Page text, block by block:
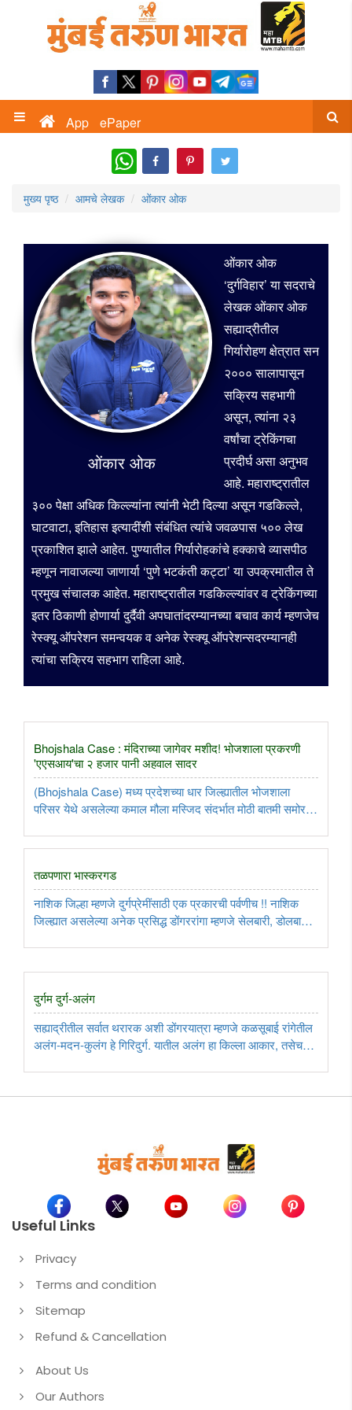
App ePaper
WhatsApp
मुख्य पृष्ठ आमचे लेखक ओंकार ओक
ओंकार ओक
ओंकार ओक
‘दुर्गविहार’ या सदराचे
लेखक ओंकार ओक
सह्याद्रीतील
गिर्यारोहण क्षेत्रात सन
२००० सालापासून
सक्रिय सहभागी
असून, त्यांना २३
वर्षांचा ट्रेकिंगचा
प्रदीर्घ असा अनुभव
आहे. महाराष्ट्रातील
३०० पेक्षा अधिक किल्ल्यांना त्यांनी भेटी दिल्या असून गडकिल्ले,
घाटवाटा, इतिहास इत्यादींशी संबंधित त्यांचे जवळपास ५०० लेख
प्रकाशित झाले आहेत. पुण्यातील गिर्यारोहकांचे हक्काचे व्यासपीठ
म्हणून नावाजल्या जाणार्या ‘पुणे भटकंती कट्टा’ या उपक्रमातील ते
प्रमुख संचालक आहेत. महाराष्ट्रातील गडकिल्ल्यांवर व ट्रेकिंगच्या
इतर ठिकाणी होणार्या दुर्दैवी अपघातांदरम्यानच्या बचाव कार्य म्हणजेच
रेस्क्यू ऑपरेशन समन्वयक व अनेक रेस्क्यू ऑपरेशन्सदरम्यानही
त्यांचा सक्रिय सहभाग राहिला आहे.
Bhojshala Case : मंदिराच्या जागेवर मशीद! भोजशाला प्रकरणी
'एएसआय'चा २ हजार पानी अहवाल सादर
(Bhojshala Case) मध्य प्रदेशच्या धार जिल्ह्यातील भोजशाला
परिसर येथे असलेल्या कमाल मौला मस्जिद संदर्भात मोठी बातमी समोर
तळपणारा भास्करगड
नाशिक जिल्हा म्हणजे दुर्गप्रेमींसाठी एक प्रकारची पर्वणीच !! नाशिक
जिल्ह्यात असलेल्या अनेक प्रसिद्ध डोंगररांगा म्हणजे सेलबारी, डोलबारी,
दुर्गम दुर्ग-अलंग
सह्याद्रीतील सर्वात थरारक अशी डोंगरयात्रा म्हणजे कळसूबाई रांगेतील
अलंग-मदन-कुलंग हे गिरिदुर्ग. यातील अलंग हा किल्ला आकार, तसेच
Useful Links
Privacy
Terms and condition
Sitemap
Refund & Cancellation
About Us
Our Authors